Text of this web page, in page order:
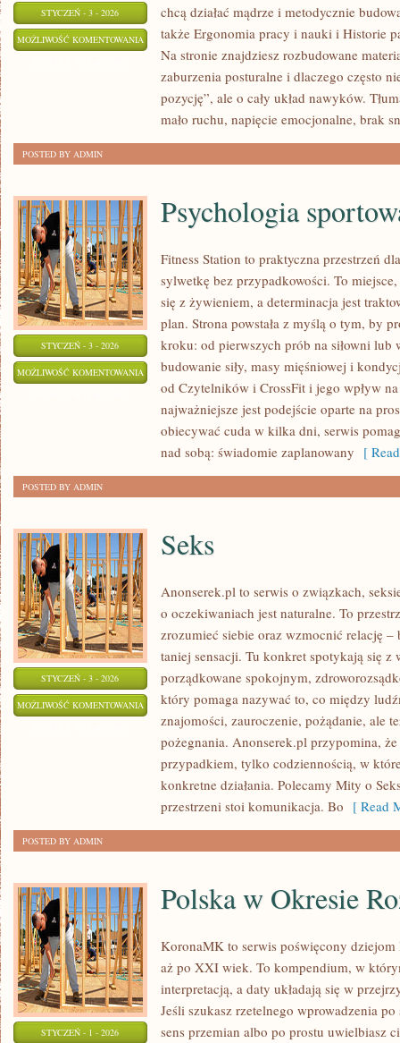
STYCZEŃ - 3 - 2026
MOŻLIWOŚĆ KOMENTOWANIA DOMOWA
FIZJOTERAPIA
AUTOMASAŻ
chcą działać mądrze i metodycznie
także Ergonomia pracy i nauki i Historie
Na stronie znajdziesz rozbudowane
zaburzenia posturalne i dlaczego często
pozycję”, ale o cały układ nawyków.
mało ruchu, napięcie emocjonalne, brak
POSTED BY ADMIN
STYCZEŃ - 3 - 2026
MOŻLIWOŚĆ KOMENTOWANIA PSYCHOLOGIA
SPORTOWA
Psychologia
Fitness Station to praktyczna przestrzeń
sylwetkę bez przypadkowości. To
się z żywieniem, a determinacja jest
plan. Strona powstała z myślą o tym, by
kroku: od pierwszych prób na siłowni lub
budowanie siły, masy mięśniowej i
od Czytelników i CrossFit i jego wpływ
najważniejsze jest podejście oparte na
obiecywać cuda w kilka dni, serwis
nad sobą: świadomie zaplanowany [
POSTED BY ADMIN
STYCZEŃ - 3 - 2026
MOŻLIWOŚĆ KOMENTOWANIA SEKS
Seks
Anonserek.pl to serwis o związkach,
o oczekiwaniach jest naturalne. To
zrozumieć siebie oraz wzmocnić relację –
taniej sensacji. Tu konkret spotykają się z
porządkowane spokojnym,
który pomaga nazywać to, co między
znajomości, zauroczenie, pożądanie, ale
pożegnania. Anonserek.pl przypomina,
przypadkiem, tylko codziennością, w
konkretne działania. Polecamy Mity o
przestrzeni stoi komunikacja. Bo [ Read
POSTED BY ADMIN
STYCZEŃ - 1 - 2026
Polska w Okresie
KoronaMK to serwis poświęcony
aż po XXI wiek. To kompendium, w
interpretacją, a daty układają się w
Jeśli szukasz rzetelnego wprowadzenia
sens przemian albo po prostu uwielbiasz